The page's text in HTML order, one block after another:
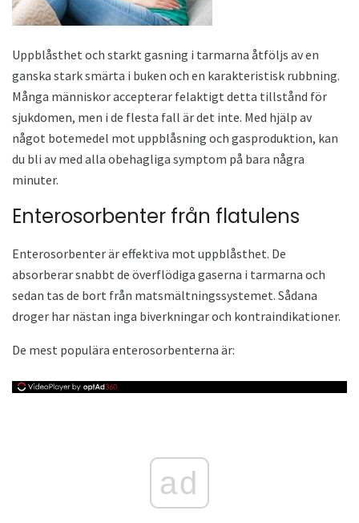
Uppblåsthet och starkt gasning i tarmarna åtföljs av en
ganska stark smärta i buken och en karakteristisk rubbning.
Många människor accepterar felaktigt detta tillstånd för
sjukdomen, men i de flesta fall är det inte. Med hjälp av
något botemedel mot uppblåsning och gasproduktion, kan
du bli av med alla obehagliga symptom på bara några
minuter.
Enterosorbenter från flatulens
Enterosorbenter är effektiva mot uppblåsthet. De
absorberar snabbt de överflödiga gaserna i tarmarna och
sedan tas de bort från matsmältningssystemet. Sådana
droger har nästan inga biverkningar och kontraindikationer.
De mest populära enterosorbenterna är:
ad